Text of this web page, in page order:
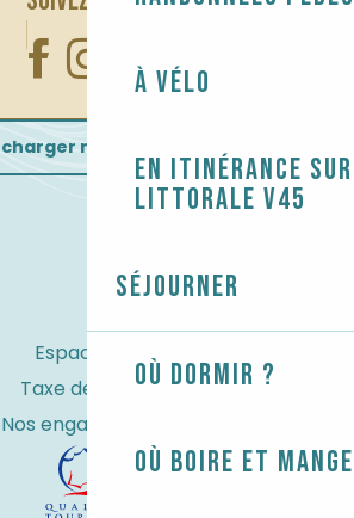
À vélo
En itinérance
littorale V45
Séjourner
Où dormir ?
Où boire et
nos brochures
Espace Pro
Taxe de séjour
Nos engagements